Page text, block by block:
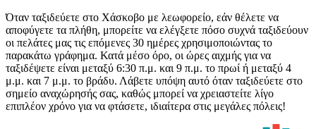
Όταν ταξιδεύετε στο Χάσκοβο με λεωφορείο, εάν θέλετε να
αποφύγετε τα πλήθη, μπορείτε να ελέγξετε πόσο συχνά ταξιδεύουν
οι πελάτες μας τις επόμενες 30 ημέρες χρησιμοποιώντας το
παρακάτω γράφημα. Κατά μέσο όρο, οι ώρες αιχμής για να
ταξιδέψετε είναι μεταξύ 6:30 π.μ. και 9 π.μ. το πρωί ή μεταξύ 4
μ.μ. και 7 μ.μ. το βράδυ. Λάβετε υπόψη αυτό όταν ταξιδεύετε στο
σημείο αναχώρησής σας, καθώς μπορεί να χρειαστείτε λίγο
επιπλέον χρόνο για να φτάσετε, ιδιαίτερα στις μεγάλες πόλεις!